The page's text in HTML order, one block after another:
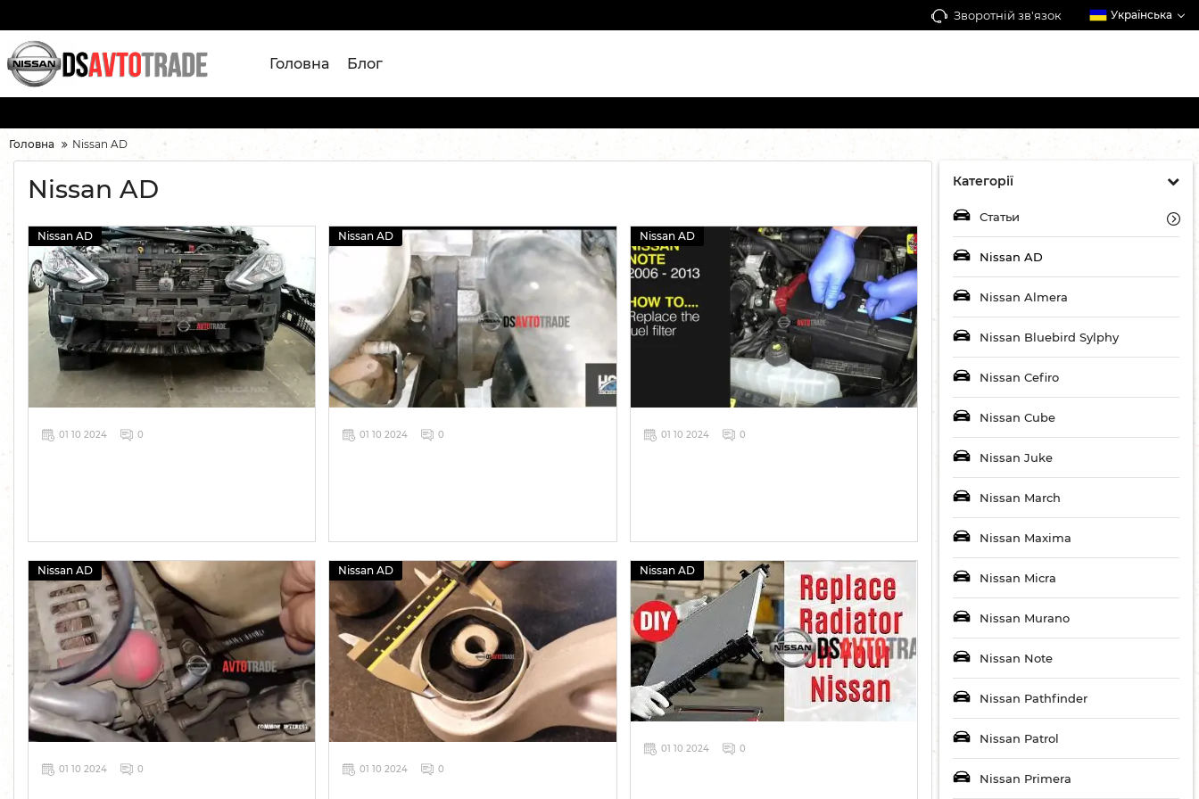
Зворотній зв'язок Українська
Головна Блог
Головна Nissan AD
Категорії
Статьи
Nissan AD
Nissan Almera
Nissan Bluebird Sylphy
Nissan Cefiro
Nissan Cube
Nissan Juke
Nissan March
Nissan Maxima
Nissan Micra
Nissan Murano
Nissan Note
Nissan Pathfinder
Nissan Patrol
Nissan Primera
Nissan AD
Nissan AD
01 10 2024 0
Nissan AD
01 10 2024 0
Nissan AD
01 10 2024 0
Nissan AD
01 10 2024 0
Nissan AD
01 10 2024 0
Nissan AD
01 10 2024 0